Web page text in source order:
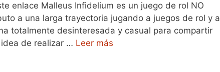
enlace Malleus Infidelium es un juego de rol NO
a una larga trayectoria jugando a juegos de rol y a
totalmente desinteresada y casual para compartir
de realizar … Leer más